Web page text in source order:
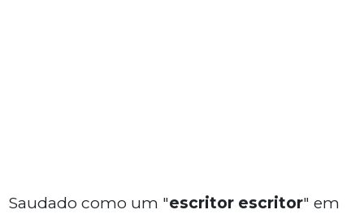
Saudado como um "escritor escritor" em